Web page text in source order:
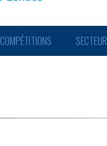
COMPÉTITIONS